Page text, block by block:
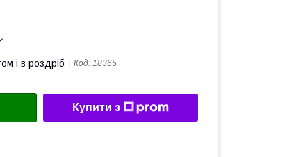
і в роздріб Код: 18365
Купити з